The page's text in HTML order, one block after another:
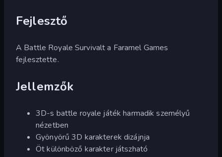
Fejlesztő
A Battle Royale Survivalt a Faramel Games
fejlesztette.
Jellemzők
3D-s battle royale játék harmadik személyű
nézetben
Gyönyörű 3D karakterek dizájnja
Öt különböző karakter játszható